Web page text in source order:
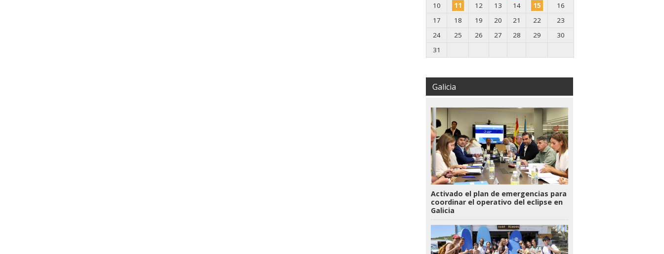
10
11 12 13 14 15
16
17
18 19 20 21 22
23
24
25 26 27 28 29
30
31
Galicia
Activado el plan de emergencias para
coordinar el operativo del eclipse en
Galicia